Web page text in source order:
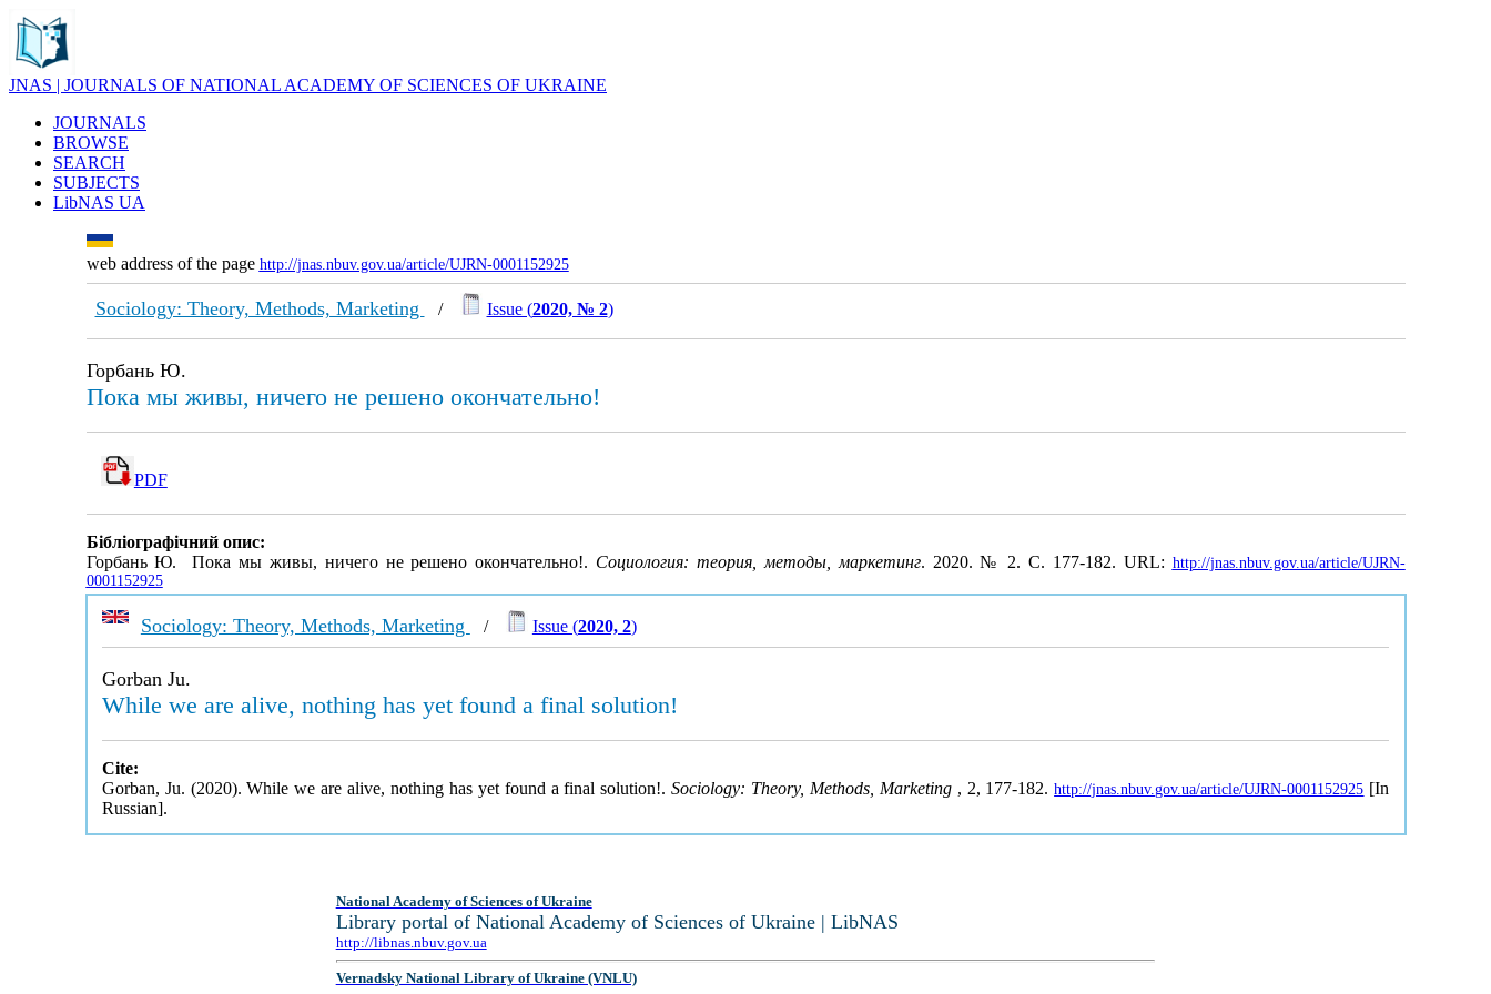
JNAS | JOURNALS OF NATIONAL ACADEMY OF SCIENCES OF UKRAINE
JOURNALS
BROWSE
SEARCH
SUBJECTS
LibNAS UA
web address of the page http://jnas.nbuv.gov.ua/article/UJRN-0001152925
Sociology: Theory, Methods, Marketing / Issue (2020, № 2)
Горбань Ю.
Пока мы живы, ничего не решено окончательно!
PDF
Бібліографічний опис:
Горбань Ю. Пока мы живы, ничего не решено окончательно!. Социология: теория, методы, маркетинг. 2020. № 2. С. 177-182. URL: http://jnas.nbuv.gov.ua/article/UJRN-
0001152925
Sociology: Theory, Methods, Marketing / Issue (2020, 2)
Gorban Ju.
While we are alive, nothing has yet found a final solution!
Cite:
Gorban, Ju. (2020). While we are alive, nothing has yet found a final solution!.Sociology: Theory, Methods, Marketing , 2, 177-182.http://jnas.nbuv.gov.ua/article/UJRN-0001152925 [In
Russian].
National Academy of Sciences of Ukraine
Library portal of National Academy of Sciences of Ukraine | LibNAS
http://libnas.nbuv.gov.ua
Vernadsky National Library of Ukraine (VNLU)